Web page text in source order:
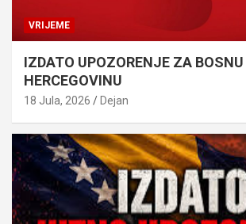
VRIJEME
IZDATO UPOZORENJE ZA BOSNU
HERCEGOVINU
18 Jula, 2026 Dejan